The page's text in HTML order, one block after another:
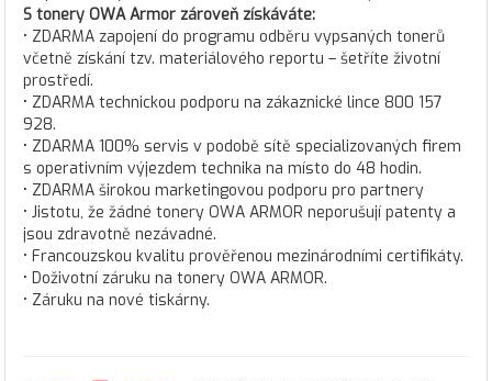
S tonery OWA Armor zároveň získáváte:
• ZDARMA zapojení do programu odběru vypsaných tonerů
včetně získání tzv. materiálového reportu – šetříte životní
prostředí.
• ZDARMA technickou podporu na zákaznické lince 800 157
928.
• ZDARMA 100% servis v podobě sítě specializovaných firem
s operativním výjezdem technika na místo do 48 hodin.
• ZDARMA širokou marketingovou podporu pro partnery
• Jistotu, že žádné tonery OWA ARMOR neporušují patenty a
jsou zdravotně nezávadné.
• Francouzskou kvalitu prověřenou mezinárodními certifikáty.
• Doživotní záruku na tonery OWA ARMOR.
• Záruku na nové tiskárny.